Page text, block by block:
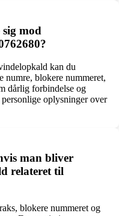
mod
kan du
numre, blokere nummeret,
dårlig forbindelse og
oplysninger over
man bliver
relateret til
blokere nummeret og